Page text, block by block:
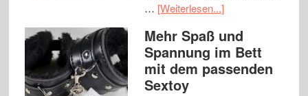
… [Weiterlesen...]
Mehr Spaß und
Spannung im Bett
mit dem passenden
Sextoy